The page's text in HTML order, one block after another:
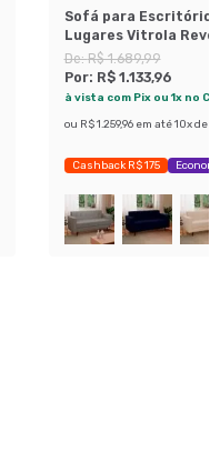
Sofá para Escritório
Lugares Vitrola
Sintético Café
De:R$ 1.689,99
Por: R$ 1.133,96
à vista com Pix ou 1x no
ou R$ 1.259,96 em até 10x de
Cashback R$ 175